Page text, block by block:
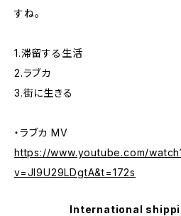
すね。
1.滞留する生活
2.ラブカ
3.街に生きる
・ラブカ MV
https://www.youtube.com/
v=Jl9U29LDgtA&t=172s
International